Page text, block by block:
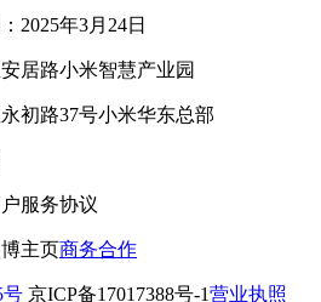
2025年3月24日
居路小米智慧产业园
初路37号小米华东总部
服务协议
主页商务合作
号 京ICP备17017388号-1营业执照